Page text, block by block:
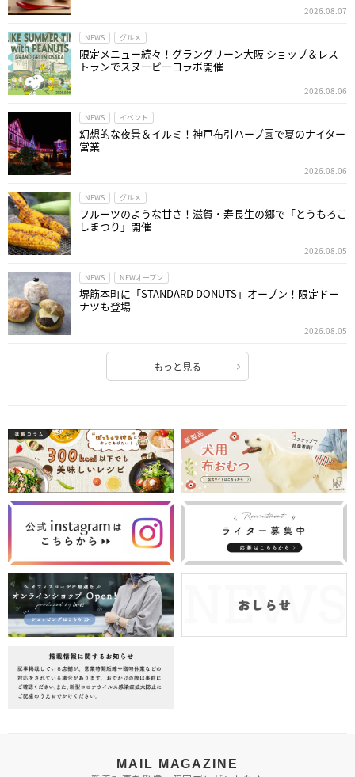
2026.08.07
NEWS グルメ
限定メニュー続々！グラングリーン大阪 ショップ＆レス
トランでスヌーピーコラボ開催
2026.08.06
NEWS イベント
幻想的な夜景＆イルミ！神戸布引ハーブ園で夏のナイター
営業
2026.08.06
NEWS グルメ
フルーツのような甘さ！滋賀・寿長生の郷で「とうもろこ
しまつり」開催
2026.08.05
NEWS NEWオープン
堺筋本町に「STANDARD DONUTS」オープン！限定ドー
ナツも登場
2026.08.05
もっと見る
MAIL MAGAZINE